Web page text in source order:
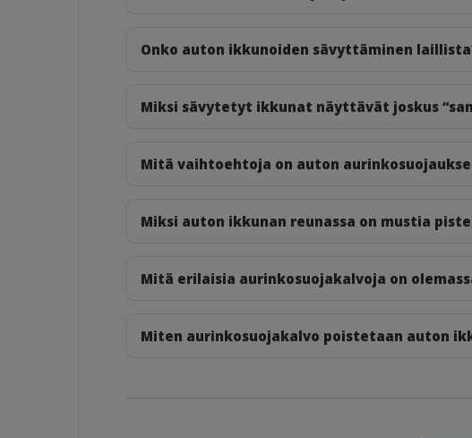
Onko auton ikkunoiden sävyttäminen
Miksi sävytetyt ikkunat näyttävät joskus
Mitä vaihtoehtoja on auton
Miksi auton ikkunan reunassa on mustia
Mitä erilaisia aurinkosuojakalvoja on
Miten aurinkosuojakalvo poistetaan auton